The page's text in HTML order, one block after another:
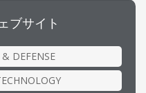
ブサイト
DEFENSE